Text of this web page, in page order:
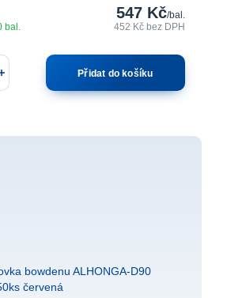
547 Kč/bal.
452 Kčbez DPH
bal.
Přidat do košíku